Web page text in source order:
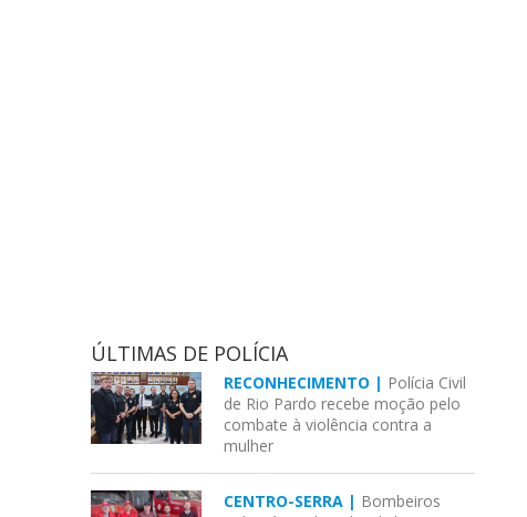
ÚLTIMAS DE POLÍCIA
RECONHECIMENTO | Polícia Civil
de Rio Pardo recebe moção pelo
combate à violência contra a
mulher
CENTRO-SERRA | Bombeiros